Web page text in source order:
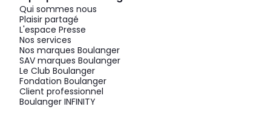
Qui sommes nous
Plaisir partagé
L'espace Presse
Nos services
Nos marques Boulanger
SAV marques Boulanger
Le Club Boulanger
Fondation Boulanger
Client professionnel
Boulanger INFINITY